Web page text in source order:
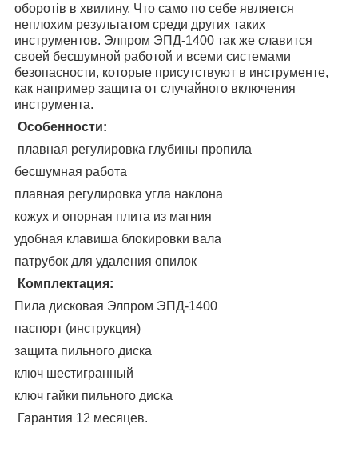
оборотів в хвилину. Что само по себе является
неплохим результатом среди других таких
инструментов. Элпром ЭПД-1400 так же славится
своей бесшумной работой и всеми системами
безопасности, которые присутствуют в инструменте,
как например защита от случайного включения
инструмента.
Особенности:
плавная регулировка глубины пропила
бесшумная работа
плавная регулировка угла наклона
кожух и опорная плита из магния
удобная клавиша блокировки вала
патрубок для удаления опилок
Комплектация:
Пила дисковая Элпром ЭПД-1400
паспорт (инструкция)
защита пильного диска
ключ шестигранный
ключ гайки пильного диска
Гарантия 12 месяцев.